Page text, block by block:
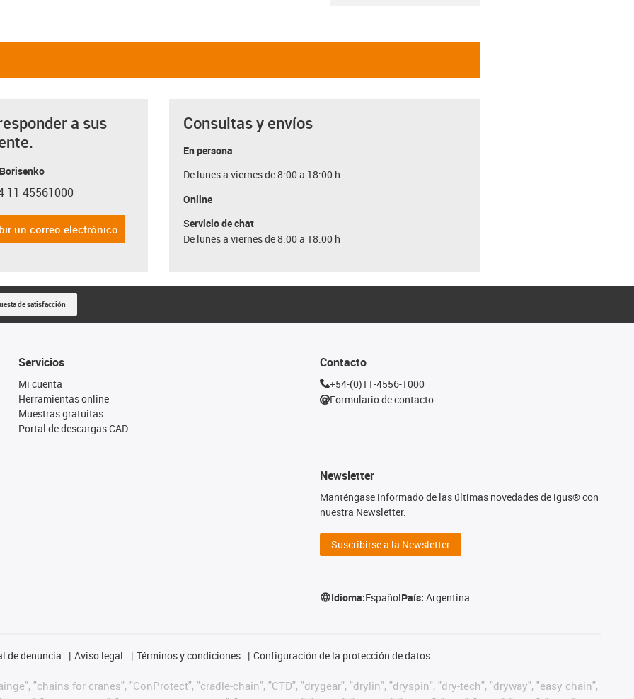
a sus
phone
11 45561000
un correo electrónico
Consultas y envíos
En persona
De lunes a viernes de 8:00 a 18:00 h
Online
Servicio de chat
De lunes a viernes de 8:00 a 18:00 h
de satisfacción
Servicios
Mi cuenta
Herramientas online
Muestras gratuitas
Portal de descargas CAD
Contacto
+54-(0)11-4556-1000
Formulario de contacto
Newsletter
Manténgase informado de las últimas novedades de igus® con
nuestra Newsletter.
Suscribirse a la Newsletter
Idioma:EspañolPaís:Argentina
de denuncia Aviso legal Términos y condiciones Configuración de la protección de datos
"chains for cranes", "ConProtect", "cradle-chain", "CTD", "drygear", "drylin", "dryspin", "dry-tech", "dryway", "easy chain",